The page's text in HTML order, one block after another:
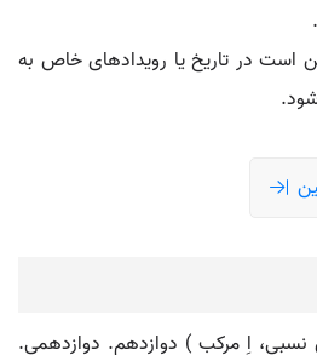
است در تاریخ یا رویدادهای خاص به
اِ مرکب ) دوازدهم. دوازدهمی.